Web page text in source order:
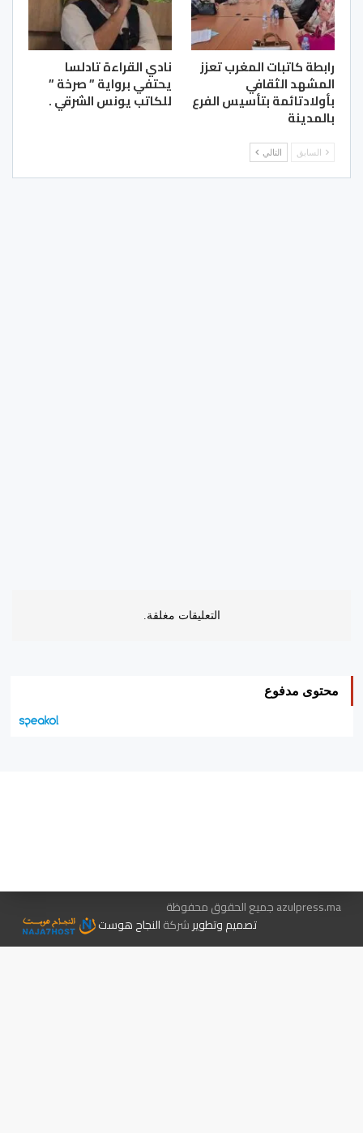
رابطة كاتبات المغرب تعزز
المشهد الثقافي
بأولادتائمة بتأسيس الفرع
بالمدينة
نادي القراءة تادلسا
يحتفي برواية ” صرخة ”
للكاتب يونس الشرقي .
السابق التالي
التعليقات مغلقة.
محتوى مدفوع
azulpress.ma جميع الحقوق محفوظة
تصميم وتطويرشركةالنجاح هوست